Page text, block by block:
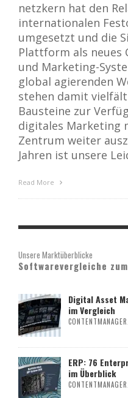
netzkern hat den
internationalen
umgesetzt und die
Plattform als neues
und Marketing-
global agierenden
stehen damit
Bausteine zur
digitales Marketing
Zentrum weiter
Jahren ist unsere
Read More
Unsere Marktüberblicke
Softwarevergleiche
Digital Asset
im Vergleich
ERP: 76
im Überblick